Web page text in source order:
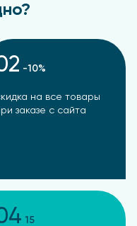
-10%
на все товары
заказе с сайта
15